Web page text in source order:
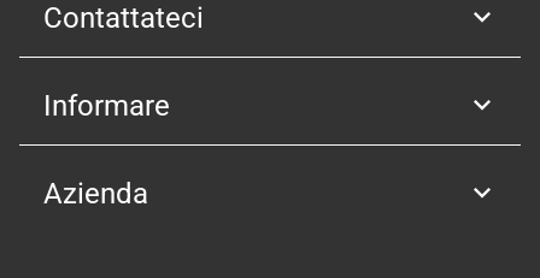
Contattateci
Informare
Azienda